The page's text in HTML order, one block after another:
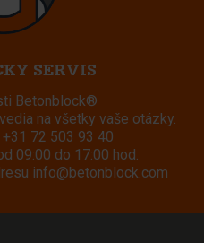
SERVIS
Betonblock®
na všetky vaše otázky.
+31 72 503 93 40
09:00 do 17:00 hod.
info@betonblock.com